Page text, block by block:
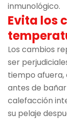
inmunológico.
Evita los
Los cambios
ser
tiempo
antes de
calefacción
su pelaje